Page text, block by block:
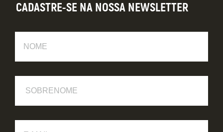
CADASTRE-SE NA NOSSA NEWSLETTER